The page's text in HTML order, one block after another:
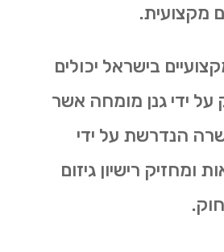
מקצועית.
בישראל יכולים
על ידי גנן מומחה אשר
הנדרשת על ידי
רישיון גיזום